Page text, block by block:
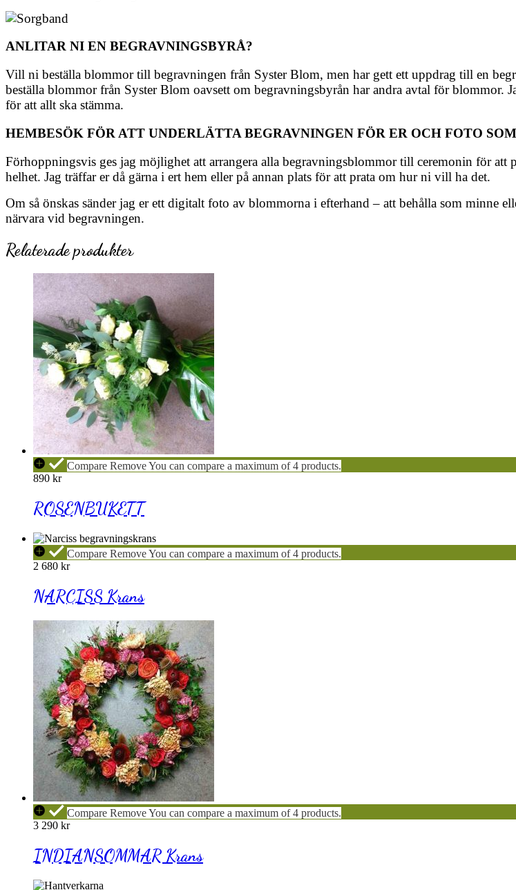
ANLITAR NI EN BEGRAVNINGSBYRÅ?
Vill ni beställa blommor till begravningen från Syster Blom, men har gett ett uppdrag till en
beställa blommor från Syster Blom oavsett om begravningsbyrån har andra avtal för blommor.
för att allt ska stämma.
HEMBESÖK FÖR ATT UNDERLÄTTA BEGRAVNINGEN FÖR ER OCH FOTO
Förhoppningsvis ges jag möjlighet att arrangera alla begravningsblommor till ceremonin för att
helhet. Jag träffar er då gärna i ert hem eller på annan plats för att prata om hur ni vill ha det.
Om så önskas sänder jag er ett digitalt foto av blommorna i efterhand – att behålla som minne
närvara vid begravningen.
Relaterade produkter
ROSENBUKETT
CompareRemoveYou can compare a maximum of 4 products.
890 kr
ROSENBUKETT
NARCISS
Krans
CompareRemoveYou can compare a maximum of 4 products.
2 680 kr
NARCISS Krans
INDIANSOMMAR
Krans
CompareRemoveYou can compare a maximum of 4 products.
3 290 kr
INDIANSOMMAR Krans